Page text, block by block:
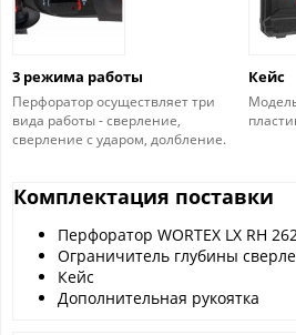
3 режима работы
Перфоратор осуществляет три
вида работы - сверление,
сверление с ударом, долбление.
Кейс
Комплектация поставки
Перфоратор WORTEX LX RH
Ограничитель глубины
Кейс
Дополнительная рукоятка